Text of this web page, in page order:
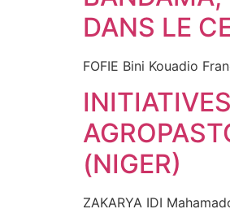
DANS LE
FOFIE Bini Kouadio
(NIGER)
ZAKARYA IDI